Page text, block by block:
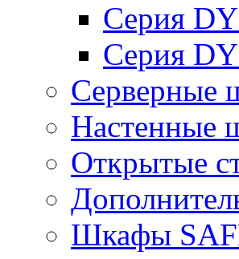
Серия
Серия
Серверные
Настенные
Открытые
Шкафы